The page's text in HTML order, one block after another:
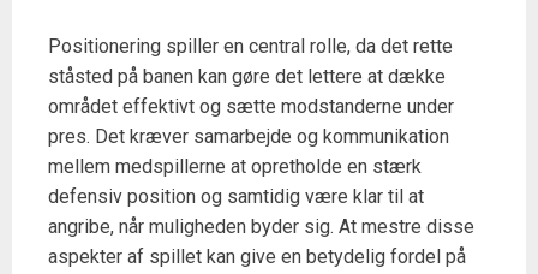
Positionering spiller en central rolle, da det rette
ståsted på banen kan gøre det lettere at dække
området effektivt og sætte modstanderne under
pres. Det kræver samarbejde og kommunikation
mellem medspillerne at opretholde en stærk
defensiv position og samtidig være klar til at
angribe, når muligheden byder sig. At mestre disse
aspekter af spillet kan give en betydelig fordel på